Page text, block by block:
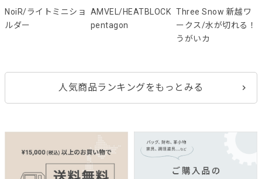
NoiR/ライトミニショ
ルダー
AMVEL/HEATBLOCK
pentagon
Three Snow 新越ワ
ークス/水が切れる！
うがいカ
人気商品ランキングをもっとみる